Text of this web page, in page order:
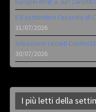
Il 6 settembre l’esordio di
31/07/2026
Situazione circuiti
30/07/2026
I più letti della